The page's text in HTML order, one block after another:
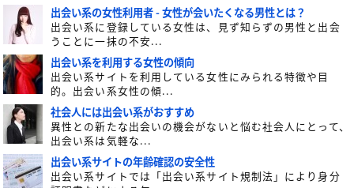
出会い系の女性利用者 - 女性が会いたくなる男性とは？
出会い系に登録している女性は、見ず知らずの男性と出会
うことに一抹の不安...
出会い系を利用する女性の傾向
出会い系サイトを利用している女性にみられる特徴や目
的。出会い系女性の傾...
社会人には出会い系がおすすめ
異性との新たな出会いの機会がないと悩む社会人にとって、
出会い系は気軽な...
出会い系サイトの年齢確認の安全性
出会い系サイトでは「出会い系サイト規制法」により身分